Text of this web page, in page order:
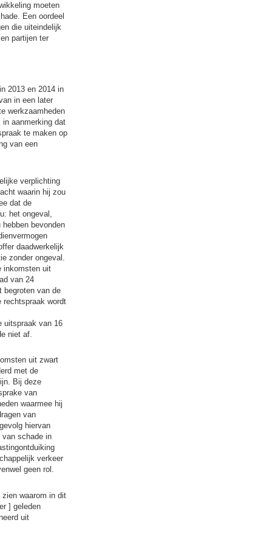
moeten
Een oordeel
die uiteindelijk
partijen ter
2013 en 2014 in
in een later
werkzaamheden
aanmerking dat
te maken op
van een
verplichting
waarin hij zou
dat de
het ongeval,
bevonden
daadwerkelijk
zonder ongeval.
inkomsten uit
van 24
begroten van de
wordt
uitspraak van 16
niet af.
uit zwart
met de
Bij deze
van
waarmee hij
van
hiervan
van schade in
verkeer
geen rol.
waarom in dit
] geleden
uit